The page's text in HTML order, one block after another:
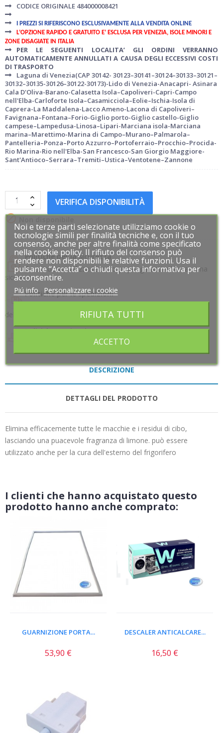
CODICE ORIGINALE 484000008421
I PREZZI SI RIFERISCONO ESCLUSIVAMENTE ALLA VENDITA ONLINE
L’OPZIONE RAPIDO E GRATUITO E’ ESCLUSA PER VENEZIA, ISOLE MINORI E
ZONE DISAGIATE IN ITALIA
PER LE SEGUENTI LOCALITA’ GLI ORDINI VERRANNO
AUTOMATICAMENTE ANNULLATI A CAUSA DEGLI ECCESSIVI COSTI
DI TRASPORTO
Laguna di Venezia(CAP 30142- 30123–30141–30124–30133–30121–
30132–30135-30126–30122-30173)-Lido di Venezia-Anacapri- Asinara
Cala D'Oliva-Barano-Calasetta Isola–Capoliveri-Capri-Campo
nell'Elba-Carloforte Isola–Casamicciola–Eolie–Ischia-Isola di
Caprera-La Maddalena-Lacco Ameno-Lacona di Capoliveri–
Favignana–Fontana–Forio-Giglio porto-Giglio castello-Giglio
campese–Lampedusa-Linosa–Lipari-Marciana isola-Marciana
marina–Marettimo-Marina di Campo–Murano–Palmarola–
Pantelleria–Ponza–Porto Azzurro–Portoferraio–Procchio–Procida-
Rio Marina-Rio nell'Elba-San Francesco-San Giorgio Maggiore-
Sant'Antioco–Serrara–Tremiti–Ustica–Ventotene–Zannone
VERIFICA DISPONIBILITÀ

Politiche per la sicurezza
Il nostro sito utilizza tecnologie per garantire la massima
sicurezza
Politiche per le spedizioni
Politiche per i resi
Accettiamo Resi entro 14 giorni
DESCRIZIONE
DETTAGLI DEL PRODOTTO
Elimina efficacemente tutte le macchie e i residui di cibo,
lasciando una puacevole fragranza di limone. può essere
utilizzato anche per la cura dell'esterno del frigorifero
I clienti che hanno acquistato questo
prodotto hanno anche comprato:
GUARNIZIONE PORTA...
53,90 €
DESCALER ANTICALCARE...
16,50 €
Noi e terze parti selezionate utilizziamo cookie o
tecnologie simili per finalità tecniche e, con il tuo
consenso, anche per altre finalità come specificato
nella cookie policy. Il rifiuto del consenso può
rendere non disponibili le relative funzioni. Usa il
pulsante “Accetta” o chiudi questa informativa per
acconsentire.
Piú info Personalizzare i cookie
RIFIUTA TUTTI
ACCETTO
Noi e terze parti selezionate utilizziamo cookie o
tecnologie simili per finalità tecniche e, con il tuo
consenso, anche per altre finalità come specificato
nella cookie policy. Il rifiuto del consenso può
rendere non disponibili le relative funzioni. Usa il
pulsante “Accetta” o chiudi questa informativa per
acconsentire.
Piú info Personalizzare i cookie
RIFIUTA TUTTI
ACCETTO